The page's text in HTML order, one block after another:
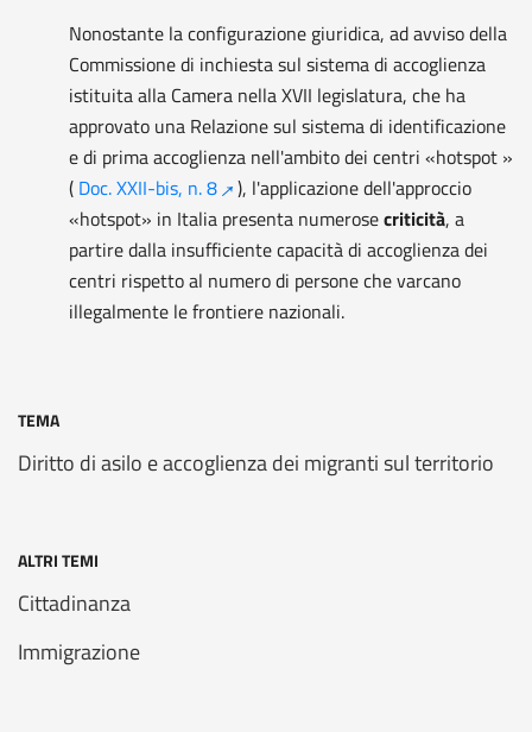
Nonostante la configurazione giuridica, ad avviso della
Commissione di inchiesta sul sistema di accoglienza
istituita alla Camera nella XVII legislatura, che ha
approvato una Relazione sul sistema di identificazione
e di prima accoglienza nell'ambito dei centri «hotspot »
( Doc. XXII-bis, n. 8
), l'applicazione dell'approccio
«hotspot» in Italia presenta numerosecriticità, a
partire dalla insufficiente capacità di accoglienza dei
centri rispetto al numero di persone che varcano
illegalmente le frontiere nazionali.
TEMA
Diritto di asilo e accoglienza dei migranti sul territorio
ALTRI TEMI
Cittadinanza
Immigrazione